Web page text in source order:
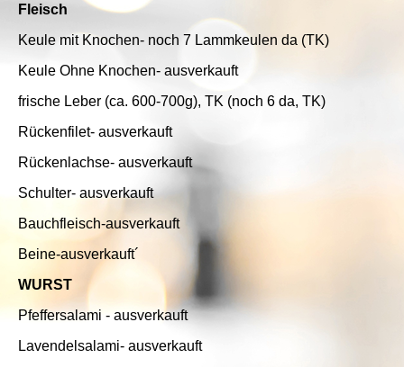
Fleisch
Keule mit Knochen- noch 7 Lammkeulen da (TK)
Keule Ohne Knochen- ausverkauft
frische Leber (ca. 600-700g), TK (noch 6 da, TK)
Rückenfilet- ausverkauft
Rückenlachse- ausverkauft
Schulter- ausverkauft
Bauchfleisch-ausverkauft
Beine-ausverkauft´
WURST
Pfeffersalami - ausverkauft
Lavendelsalami- ausverkauft